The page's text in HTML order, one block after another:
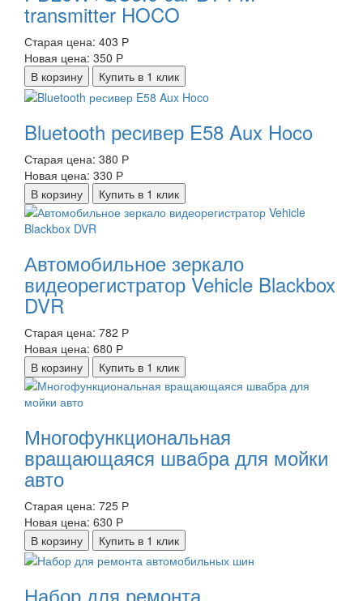
transmitter HOCO
Старая цена: 403 Р
Новая цена: 350 Р
В корзину
Купить в 1 клик
Bluetooth ресивер E58 Aux Hoco
Старая цена: 380 Р
Новая цена: 330 Р
В корзину
Купить в 1 клик
Автомобильное зеркало
видеорегистратор Vehicle Blackbox
DVR
Старая цена: 782 Р
Новая цена: 680 Р
В корзину
Купить в 1 клик
Многофункциональная
вращающаяся швабра для мойки
авто
Старая цена: 725 Р
Новая цена: 630 Р
В корзину
Купить в 1 клик
Набор для ремонта